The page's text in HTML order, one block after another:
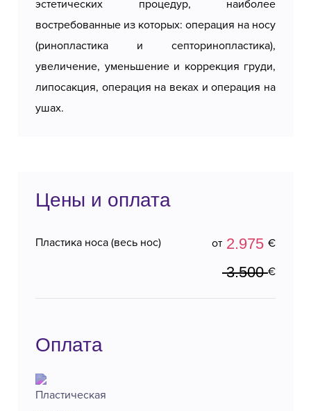
эстетических процедур, наиболее
востребованные из которых: операция на носу
(ринопластика и септоринопластика),
увеличение, уменьшение и коррекция груди,
липосакция, операция на веках и операция на
ушах.
Цены и оплата
Пластика носа (весь нос)
3.500€
от 2.975 €
Оплата